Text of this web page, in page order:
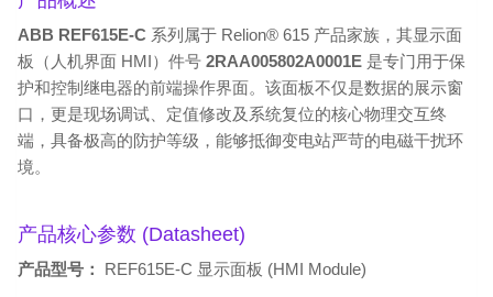
ABB REF615E-C 系列属于 Relion® 615 产品家族，其显示面
板（人机界面 HMI）件号 2RAA005802A0001E 是专门用于保
护和控制继电器的前端操作界面。该面板不仅是数据的展示窗
口，更是现场调试、定值修改及系统复位的核心物理交互终
端，具备极高的防护等级，能够抵御变电站严苛的电磁干扰环
境。
产品核心参数 (Datasheet)
产品型号： REF615E-C 显示面板 (HMI Module)